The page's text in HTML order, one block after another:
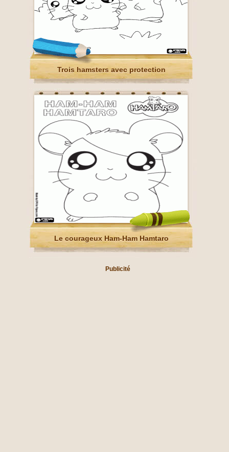
Trois hamsters avec protection
Le courageux Ham-Ham Hamtaro
Publicité